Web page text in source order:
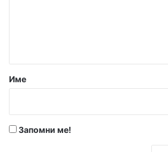
р
Име
Запомни ме!